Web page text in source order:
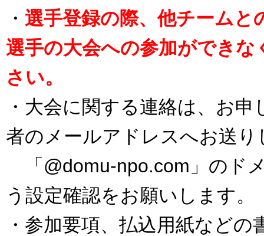
・ 選手登録の際、他チームと
選手の大会への参加ができ
さい。
・大会に関する連絡は、お
者のメールアドレスへお送り
「@domu-npo.com」のド
う設定確認をお願いします。
・参加要項、払込用紙など